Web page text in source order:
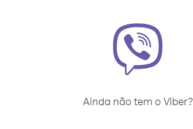
Ainda não tem o Viber?